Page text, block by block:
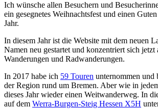
Ich wünsche allen Besuchern und
ein gesegnetes Weihnachtsfest und einen
Jahr.
In diesem Jahr ist die Website mit dem neuen
Namen neu gestartet und konzentriert sich jetzt
Wanderungen und Radwanderungen.
In 2017 habe ich 59 Touren unternommen und
der Region rund um Bremen. Aber wie in
dieses Jahr wieder einen Weitwanderweg. In
auf dem Werra-Burgen-Steig Hessen X5H